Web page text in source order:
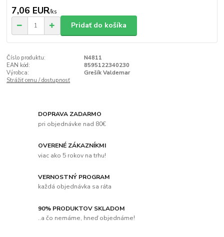
7,06 EUR/ks
Pridať do košíka
Číslo produktu:
N4811
EAN kód:
8595122340230
Výrobca:
Grešík Valdemar
Strážiť cenu / dostupnosť
DOPRAVA ZADARMO
pri objednávke nad 80€
OVERENÉ ZÁKAZNÍKMI
viac ako 5 rokov na trhu!
VERNOSTNÝ PROGRAM
každá objednávka sa ráta
90% PRODUKTOV SKLADOM
..a čo nemáme, hneď objednáme!